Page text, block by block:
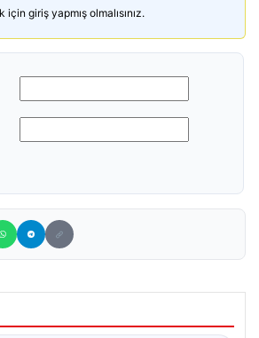
giriş yapmış olmalısınız.